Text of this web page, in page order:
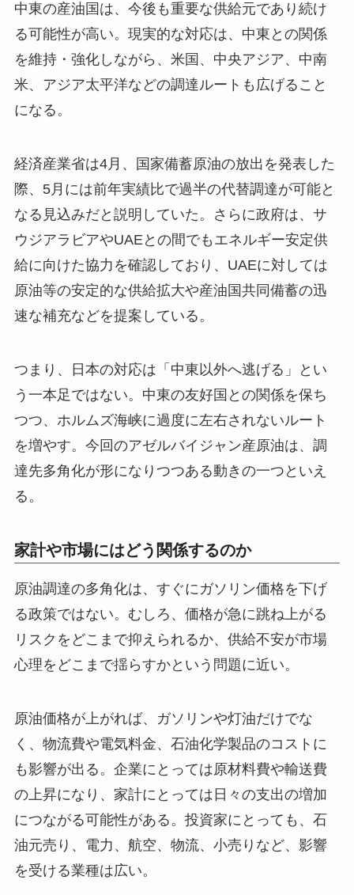
中東の産油国は、今後も重要な供給元であり続け
る可能性が高い。現実的な対応は、中東との関係
を維持・強化しながら、米国、中央アジア、中南
米、アジア太平洋などの調達ルートも広げること
になる。
経済産業省は4月、国家備蓄原油の放出を発表した
際、5月には前年実績比で過半の代替調達が可能と
なる見込みだと説明していた。さらに政府は、サ
ウジアラビアやUAEとの間でもエネルギー安定供
給に向けた協力を確認しており、UAEに対しては
原油等の安定的な供給拡大や産油国共同備蓄の迅
速な補充などを提案している。
つまり、日本の対応は「中東以外へ逃げる」とい
う一本足ではない。中東の友好国との関係を保ち
つつ、ホルムズ海峡に過度に左右されないルート
を増やす。今回のアゼルバイジャン産原油は、調
達先多角化が形になりつつある動きの一つといえ
る。
家計や市場にはどう関係するのか
原油調達の多角化は、すぐにガソリン価格を下げ
る政策ではない。むしろ、価格が急に跳ね上がる
リスクをどこまで抑えられるか、供給不安が市場
心理をどこまで揺らすかという問題に近い。
原油価格が上がれば、ガソリンや灯油だけでな
く、物流費や電気料金、石油化学製品のコストに
も影響が出る。企業にとっては原材料費や輸送費
の上昇になり、家計にとっては日々の支出の増加
につながる可能性がある。投資家にとっても、石
油元売り、電力、航空、物流、小売りなど、影響
を受ける業種は広い。